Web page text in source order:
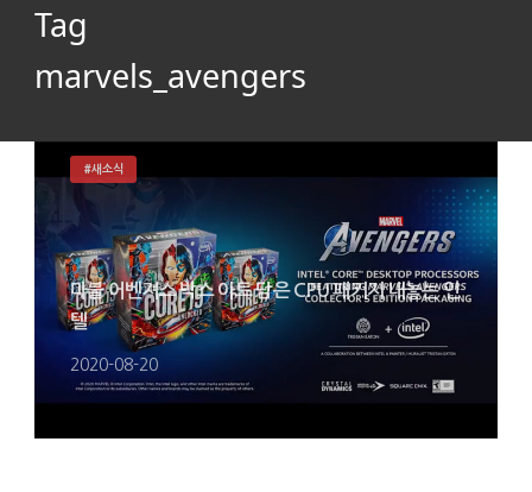
Tag
marvels_avengers
마블 어벤져스 박스 아트 담은 CPU 패키지 내놓는 인
텔
2020-08-20
#새소식